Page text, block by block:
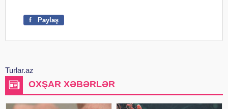
f Paylaş
Turlar.az
OXŞAR XƏBƏRLƏR